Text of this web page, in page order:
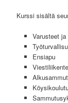
Kurssi sisältä
Varusteet
Ensiapu